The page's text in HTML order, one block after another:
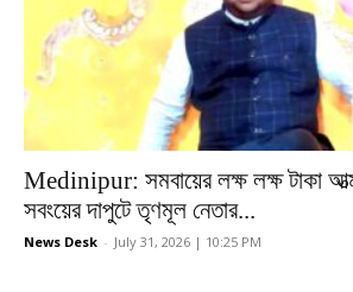
Medinipur: সমবায়ের লক্ষ লক্ষ টাকা
সবংয়ের দাপুটে তৃণমূল নেতার...
News Desk - July 31, 2026 | 10:25 PM